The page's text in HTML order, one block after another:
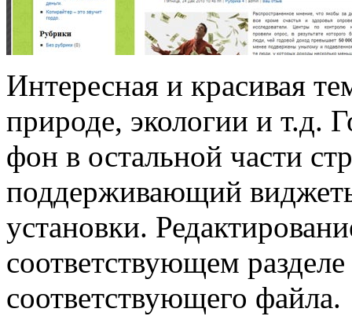
Интересная и красивая
природе, экологии и т.д.
фон в остальной части
поддерживающий
установки.
соответствующем
соответствующего файла.